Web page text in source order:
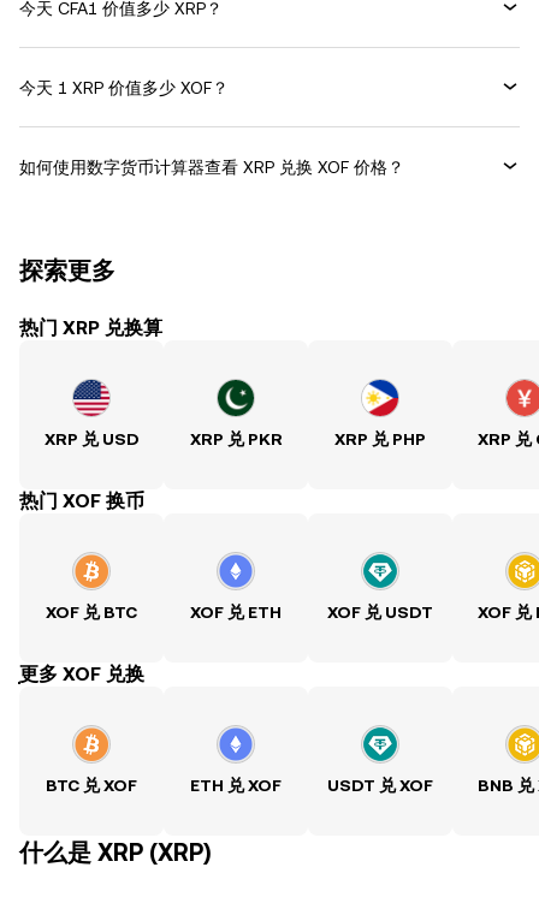
今天 CFA1 价值多少 XRP？
今天 1 XRP 价值多少 XOF？
如何使用数字货币计算器查看 XRP 兑换 XOF 价格？
探索更多
热门 XRP 兑换算
XRP 兑 USD XRP 兑 PKR XRP 兑 PHP XRP 兑
热门 XOF 换币
XOF 兑 BTC XOF 兑 ETH XOF 兑 USDT XOF 兑
ִִִִִִִִִִִִִִִִִִִִִִִִִִִִִִִִִִִִִִִִִִִִִִִִ更多 XOF 兑换
BTC 兑 XOF ETH 兑 XOF USDT 兑 XOF BNB 兑
什么是 XRP (XRP)